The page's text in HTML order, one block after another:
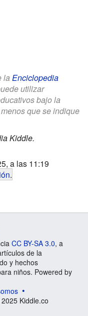
la Enciclopedia
utilizar
bajo la
que se indique
Kiddle.
a las 11:19
.
CC BY-SA 3.0, a
de la
y hechos
niños. Powered by
Kiddle.co